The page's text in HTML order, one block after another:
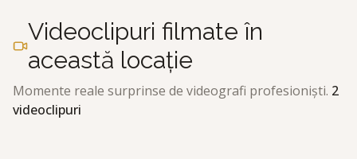
Videoclipuri filmate în
această locație
Momente reale surprinse de videografi profesioniști. 2
videoclipuri